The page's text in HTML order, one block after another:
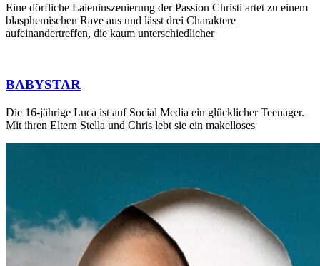
Eine dörfliche Laieninszenierung der Passion Christi artet zu einem
blasphemischen Rave aus und lässt drei Charaktere
aufeinandertreffen, die kaum unterschiedlicher
BABYSTAR
Die 16-jährige Luca ist auf Social Media ein glücklicher Teenager.
Mit ihren Eltern Stella und Chris lebt sie ein makelloses